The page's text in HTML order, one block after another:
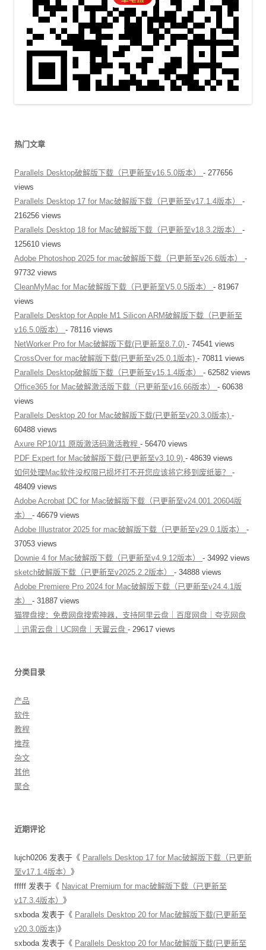
热门文章
Parallels Desktop破解版下载（已更新至v16.5.0版本） - 277656
views
Parallels Desktop 17 for Mac破解版下载（已更新至v17.1.4版本） -
216256 views
Parallels Desktop 18 for Mac破解版下载（已更新至v18.3.2版本） -
125610 views
Adobe Photoshop 2025 for mac破解版下载（已更新至v26.6版本） -
97732 views
CleanMyMac for Mac破解版下载（已更新至V5.0.5版本） - 81967
views
Parallels Desktop for Apple M1 Silicon ARM破解版下载（已更新至
v16.5.0版本） - 78116 views
NetWorker Pro for Mac破解版下载(已更新至8.7.0) - 74541 views
CrossOver for mac破解版下载(已更新至v25.0.1版本) - 70811 views
Parallels Desktop破解版下载（已更新至v15.1.4版本） - 62582 views
Office365 for Mac破解激活版下载（已更新至v16.66版本） - 60638
views
Parallels Desktop 20 for Mac破解版下载(已更新至v20.3.0版本) -
60488 views
Axure RP10/11 原版激活码激活教程 - 56470 views
PDF Expert for Mac破解版下载(已更新至v3.10.9) - 48639 views
如何处理Mac软件没权限已损坏打不开您应该将它移到废纸篓？ -
48409 views
Adobe Acrobat DC for Mac破解版下载（已更新至v24.001.20604版
本） - 46679 views
Adobe Illustrator 2025 for mac破解版下载（已更新至v29.0.1版本） -
37053 views
Downie 4 for Mac破解版下载（已更新至v4.9.12版本） - 34992 views
sketch破解版下载（已更新至v2025.2.2版本） - 34888 views
Adobe Premiere Pro 2024 for Mac破解版下载（已更新至v24.4.1版
本） - 31887 views
猫狸盘搜：免费网盘搜索神器，支持阿里云盘｜百度网盘｜夸克网盘
｜迅雷云盘｜UC网盘｜天翼云盘 - 29617 views
分类目录
产品
软件
教程
推荐
杂文
其他
聚合
近期评论
lujch0206 发表于《 Parallels Desktop 17 for Mac破解版下载（已更新
至v17.1.4版本） 》
fffff 发表于《 Navicat Premium for mac破解版下载（已更新至
v17.3.4版本） 》
sxboda发表于《 Parallels Desktop 20 for Mac破解版下载(已更新至
v20.3.0版本)》
sxboda发表于《 Parallels Desktop 20 for Mac破解版下载(已更新至